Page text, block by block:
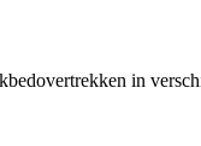
in